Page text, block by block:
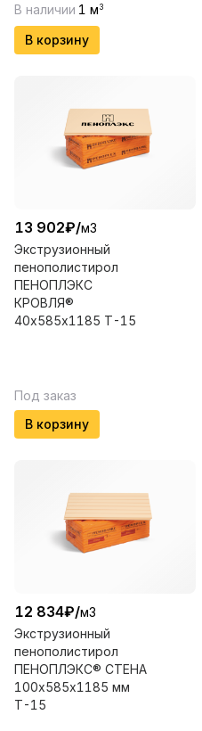
В наличии 1 м 3
В корзину
13 902₽/м3
Экструзионный
пенополистирол
ПЕНОПЛЭКС
КРОВЛЯ®
40х585х1185 Т-15
Под заказ
В корзину
12 834₽/м3
Экструзионный
пенополистирол
ПЕНОПЛЭКС® СТЕНА
100х585х1185 мм
Т-15